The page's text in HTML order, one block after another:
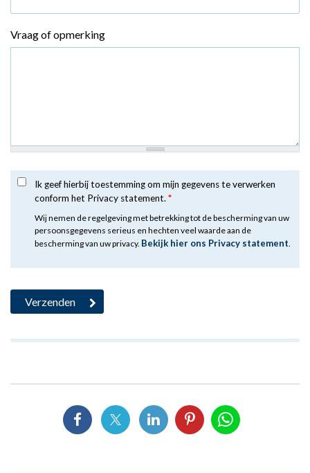
Vraag of opmerking
Ik geef hierbij toestemming om mijn gegevens te verwerken
conform het Privacy statement.*
Wij nemen de regelgeving met betrekking tot de bescherming van uw
persoonsgegevens serieus en hechten veel waarde aan de
bescherming van uw privacy. Bekijk hier ons Privacy statement.